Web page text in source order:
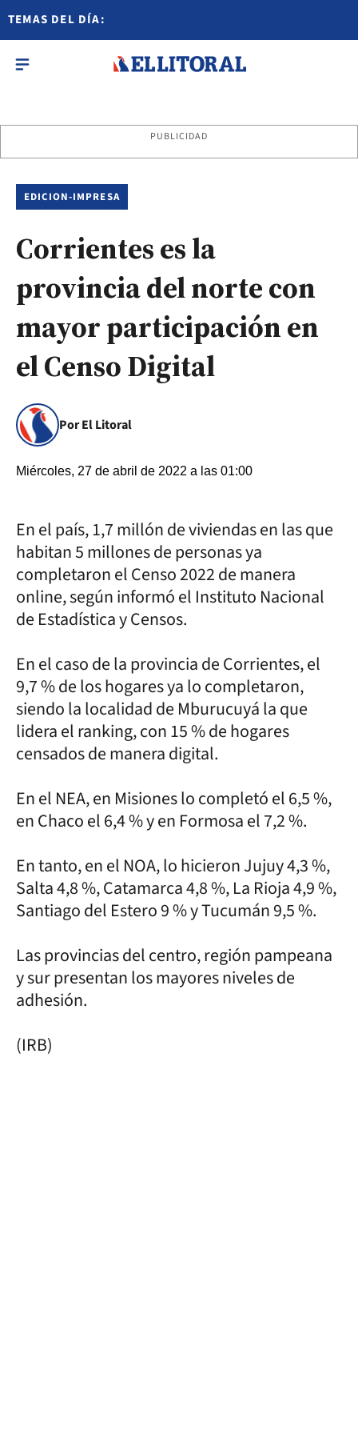
TEMAS DEL DÍA:
PUBLICIDAD
EDICION-IMPRESA
Corrientes es la
provincia del norte con
mayor participación en
el Censo Digital
Por El Litoral
Miércoles, 27 de abril de 2022 a las 01:00
En el país, 1,7 millón de viviendas en las que
habitan 5 millones de personas ya
completaron el Censo 2022 de manera
online, según informó el Instituto Nacional
de Estadística y Censos.
En el caso de la provincia de Corrientes, el
9,7 % de los hogares ya lo completaron,
siendo la localidad de Mburucuyá la que
lidera el ranking, con 15 % de hogares
censados de manera digital.
En el NEA, en Misiones lo completó el 6,5 %,
en Chaco el 6,4 % y en Formosa el 7,2 %.
En tanto, en el NOA, lo hicieron Jujuy 4,3 %,
Salta 4,8 %, Catamarca 4,8 %, La Rioja 4,9 %,
Santiago del Estero 9 % y Tucumán 9,5 %.
Las provincias del centro, región pampeana
y sur presentan los mayores niveles de
adhesión.
(IRB)